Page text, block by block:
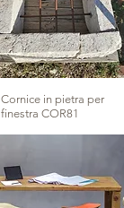
Cornice in pietra per
finestra COR81